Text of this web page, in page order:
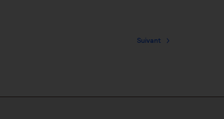
Suivant